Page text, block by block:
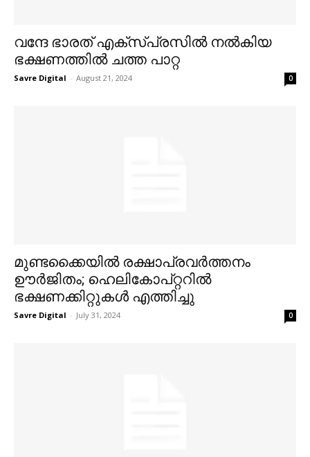
വന്ദേ ഭാരത് എക്സ്പ്രസില്‍ നല്‍കിയ
ഭക്ഷണത്തില്‍ ചത്ത പാറ്റ
Savre Digital - August 21, 2024 0
മുണ്ടക്കൈയില്‍ രക്ഷാപ്രവര്‍ത്തനം
ഊര്‍ജിതം; ഹെലികോപ്റ്ററില്‍
ഭക്ഷണക്കിറ്റുകള്‍ എത്തിച്ചു
Savre Digital - July 31, 2024 0